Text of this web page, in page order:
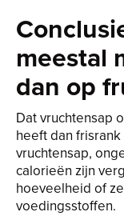
meestal
dan op
Dat vruchtensap
heeft dan
vruchtensap,
calorieën zijn
hoeveelheid of
voedingsstoffen.